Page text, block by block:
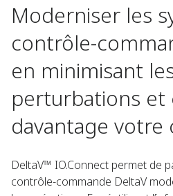
Moderniser les
contrôle-
en minimisant
perturbations et
davantage votre
DeltaV™ IO.Connect permet de
contrôle-commande DeltaV